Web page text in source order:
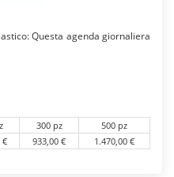
Questa agenda giornaliera
300 pz
500 pz
€ 933,00 € 1.470,00 €